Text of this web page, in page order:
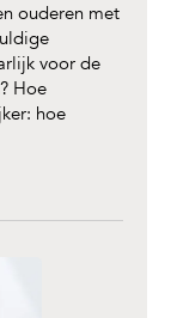
ouderen met
voor de
Hoe
hoe